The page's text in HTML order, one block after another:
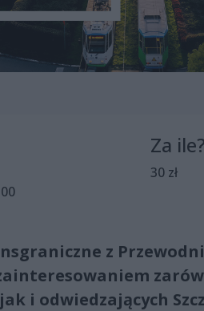
Za ile?
30 zł
z
i odwiedzających